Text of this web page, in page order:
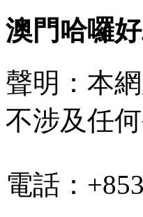
澳門哈囉
聲明：本
不涉及任
電話：